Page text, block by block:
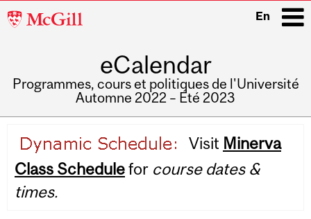
McGill
En
eCalendar
Programmes, cours et politiques de l'Université
Automne 2022 – Été 2023
navigation
Visit Minerva
Class Schedulefor course dates &
times.